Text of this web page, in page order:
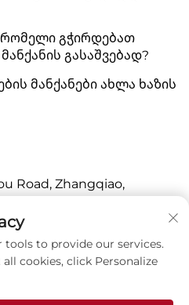
გჭირდებათ
გასაშვებად?
მანქანები ახლა ხაზის
Road, Zhangqiao,
Wenzhou City,
325409
tools to provide our services.
cookies, click Personalize